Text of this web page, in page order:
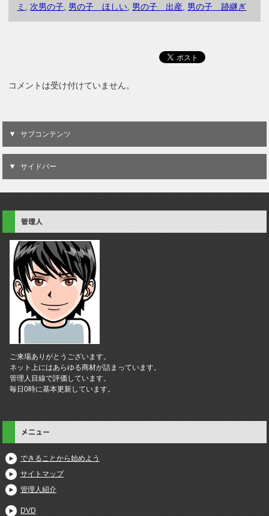
ミ
次男の子 男の子 ほしい 男の子 出産 男の子 跡継ぎ
コメントは受け付けていません。
サブコンテンツ
サイドバー
管理人
ご来場ありがとうございます。
ネット上にはあらゆる商材が詰まっています。
管理人目線で評価しています。
毎日0時に基本更新しています。
メニュー
できることから始めよう
サイトマップ
管理人紹介
DVD